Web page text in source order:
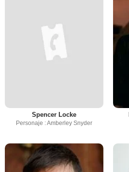
Spencer Locke
Personaje : Amberley Snyder